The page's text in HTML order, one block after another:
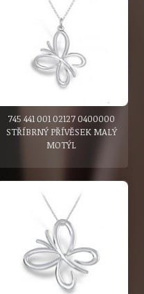
745 441 001 02127 0400000
STŘÍBRNÝ PŘÍVĚSEK MALÝ
MOTÝL